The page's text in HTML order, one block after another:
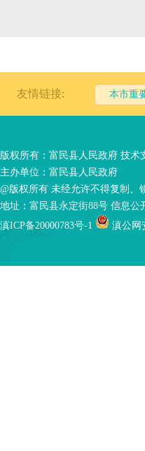
友情链接: 本市重
版权所有：富民县人民政府 技术
主办单位：富民县人民政府
@版权所有 未经允许不得复制、
地址：富民县永定街88号 信息公
滇ICP备20000783号-1
滇公网